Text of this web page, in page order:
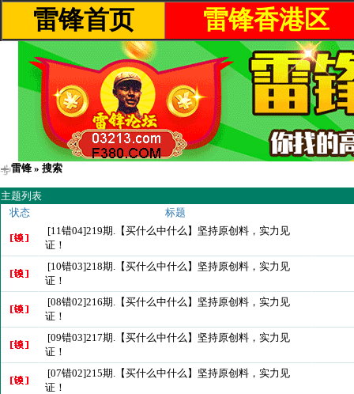
雷锋首页 雷锋香港区
雷锋 » 搜索
主题列表
状态
标题
[11错04]219期.【买什么中什么】坚持原创料，实力见
证！
[10错03]218期.【买什么中什么】坚持原创料，实力见
证！
[08错02]216期.【买什么中什么】坚持原创料，实力见
证！
[09错03]217期.【买什么中什么】坚持原创料，实力见
证！
[07错02]215期.【买什么中什么】坚持原创料，实力见
证！